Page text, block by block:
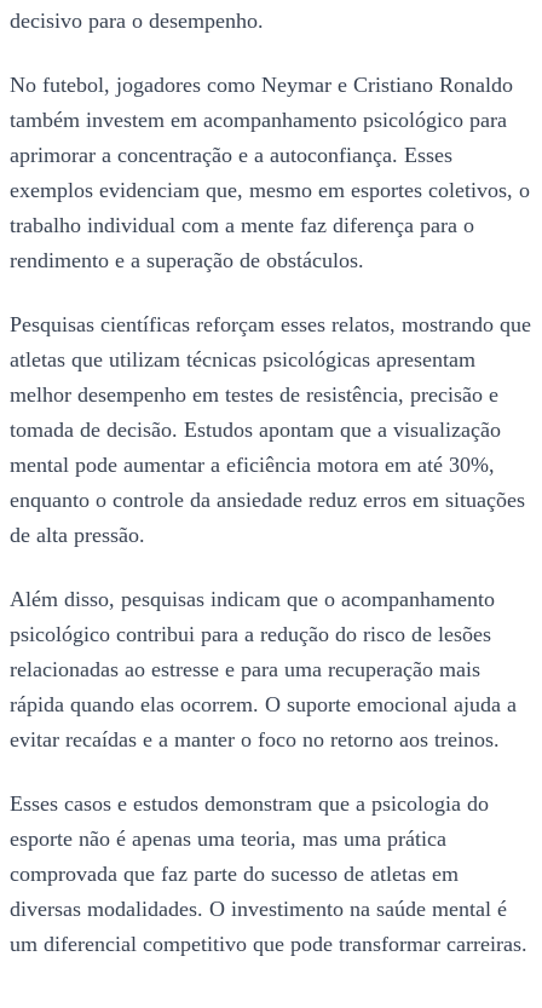
decisivo para o desempenho.
No futebol, jogadores como Neymar e Cristiano Ronaldo
também investem em acompanhamento psicológico para
aprimorar a concentração e a autoconfiança. Esses
exemplos evidenciam que, mesmo em esportes coletivos, o
trabalho individual com a mente faz diferença para o
rendimento e a superação de obstáculos.
Pesquisas científicas reforçam esses relatos, mostrando que
atletas que utilizam técnicas psicológicas apresentam
melhor desempenho em testes de resistência, precisão e
tomada de decisão. Estudos apontam que a visualização
mental pode aumentar a eficiência motora em até 30%,
enquanto o controle da ansiedade reduz erros em situações
de alta pressão.
Além disso, pesquisas indicam que o acompanhamento
psicológico contribui para a redução do risco de lesões
relacionadas ao estresse e para uma recuperação mais
rápida quando elas ocorrem. O suporte emocional ajuda a
evitar recaídas e a manter o foco no retorno aos treinos.
Esses casos e estudos demonstram que a psicologia do
esporte não é apenas uma teoria, mas uma prática
comprovada que faz parte do sucesso de atletas em
diversas modalidades. O investimento na saúde mental é
um diferencial competitivo que pode transformar carreiras.